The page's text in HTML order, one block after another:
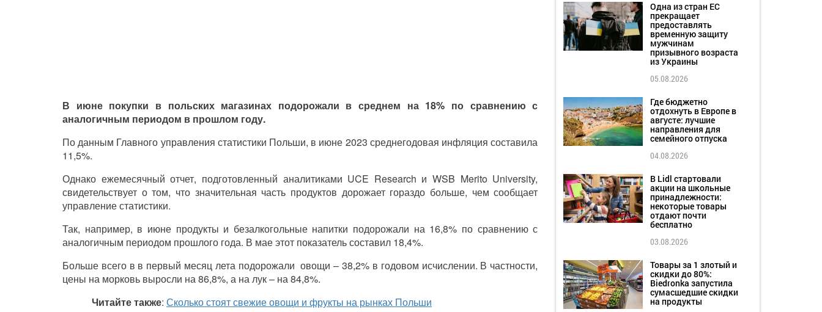
В июне покупки в польских магазинах подорожали в среднем на 18% по сравнению с
аналогичным периодом в прошлом году.
По данным Главного управления статистики Польши, в июне 2023 среднегодовая инфляция составила
11,5%.
Однако ежемесячный отчет, подготовленный аналитиками UCE Research и WSB Merito University,
свидетельствует о том, что значительная часть продуктов дорожает гораздо больше, чем сообщает
управление статистики.
Так, например, в июне продукты и безалкогольные напитки подорожали на 16,8% по сравнению с
аналогичным периодом прошлого года. В мае этот показатель составил 18,4%.
Больше всего в в первый месяц лета подорожали овощи – 38,2% в годовом исчислении. В частности,
цены на морковь выросли на 86,8%, а на лук – на 84,8%.
Читайте также: Сколько стоят свежие овощи и фрукты на рынках Польши
Одна из стран ЕС
прекращает
предоставлять
временную защиту
мужчинам
призывного возраста
из Украины
05.08.2026
Где бюджетно
отдохнуть в Европе в
августе: лучшие
направления для
семейного отпуска
04.08.2026
В Lidl стартовали
акции на школьные
принадлежности:
некоторые товары
отдают почти
бесплатно
03.08.2026
Товары за 1 злотый и
скидки до 80%:
Biedronka запустила
сумасшедшие скидки
на продукты